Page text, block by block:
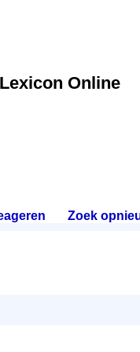
Online
Zoek